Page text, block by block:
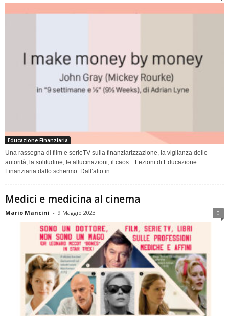
Educazione Finanziaria
Una rassegna di film e serieTV sulla finanziarizzazione, la vigilanza delle
autorità, la solitudine, le allucinazioni, il caos…Lezioni di Educazione
Finanziaria dallo schermo. Dall’alto in...
Medici e medicina al cinema
Mario Mancini - 9 Maggio 2023 0